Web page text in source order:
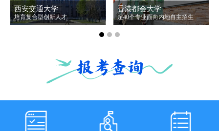
西安交通大学
培育复合型创新人才
香港都会大学
超40个专业面向内地自主招生